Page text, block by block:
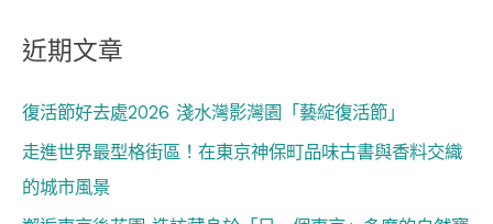
近期文章
復活節好去處2026 淺水灣影灣園「藝綻復活節」
走進世界最型格街區！在東京神保町品味古書與香料交織
的城市風景